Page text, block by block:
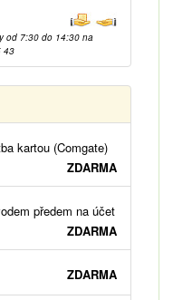
od 7:30 do 14:30 na
43
kartou (Comgate)
ZDARMA
předem na účet
ZDARMA
ZDARMA